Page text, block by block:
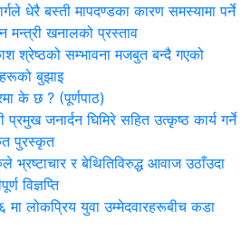
धेरै बस्ती मापदण्डका कारण समस्यामा पर्ने
मन्त्री खनालको प्रस्ताव
श्रेष्ठको सम्भावना मजबुत बन्दै गएको
बुझाइ
के छ ? (पूर्णपाठ)
प्रमुख जनार्दन घिमिरे सहित उत्कृष्ठ कार्य गर्ने
पुरस्कृत
भ्रष्टाचार र बेथितिविरुद्ध आवाज उठाँउदा
विज्ञप्ति
मा लोकप्रिय युवा उम्मेदवारहरूबीच कडा